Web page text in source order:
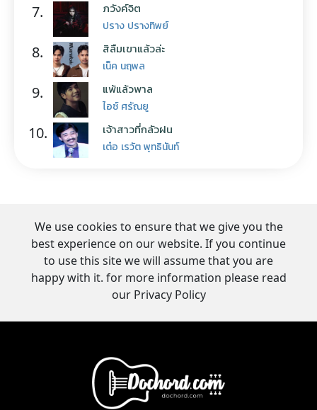
7. ภวังค์จิต
ปราง ปรางทิพย์
8. สิลืมเขาแล้วล่ะ
เน็ค นฤพล
9. แพ้แล้วพาล
ไอซ์ ศรัณยู
10. เจ้าสาวที่กลัวฝน
เต๋อ เรวัต พุทธินันท์
We use cookies to ensure that we give you the
best experience on our website. If you continue
to use this site we will assume that you are
happy with it. for more information please read
our Privacy Policy